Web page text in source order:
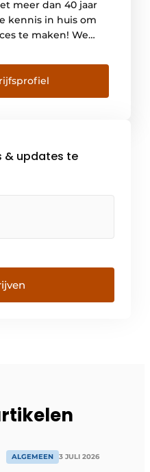
meer dan 40 jaar
kennis in huis om
te maken! We
voeren
sectoren
Als
in […]
& updates te
ALGEMEEN 3 JULI 2026